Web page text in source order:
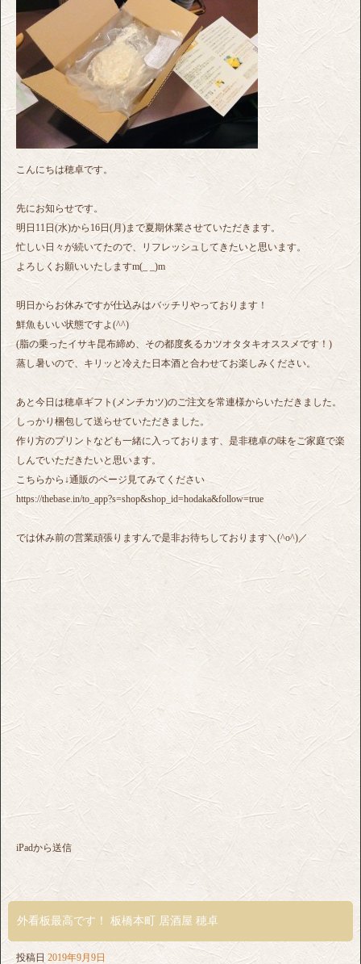
こんにちは穂卓です。
先にお知らせです。
明日11日(水)から16日(月)まで夏期休業させていただきます。
忙しい日々が続いてたので、リフレッシュしてきたいと思います。
よろしくお願いいたしますm(_ _)m
明日からお休みですが仕込みはバッチリやっております！
鮮魚もいい状態ですよ(^^)
(脂の乗ったイサキ昆布締め、その都度炙るカツオタタキオススメです！)
蒸し暑いので、キリッと冷えた日本酒と合わせてお楽しみください。
あと今日は穂卓ギフト(メンチカツ)のご注文を常連様からいただきました。
しっかり梱包して送らせていただきました。
作り方のプリントなども一緒に入っております、是非穂卓の味をご家庭で楽
しんでいただきたいと思います。
こちらから↓通販のページ見てみてください
https://thebase.in/to_app?s=shop&shop_id=hodaka&follow=true
では休み前の営業頑張りますんで是非お待ちしております＼(^o^)／
iPadから送信
外看板最高です！ 板橋本町 居酒屋 穂卓
投稿日 2019年9月9日